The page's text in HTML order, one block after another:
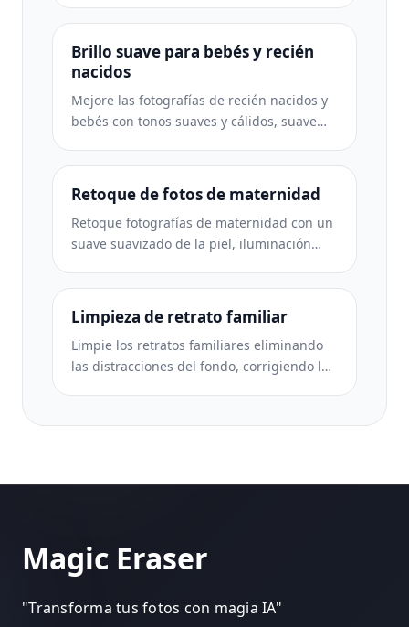
uniforme, sin aspecto plástico, solo una
mejor piel ante la cámara.
Brillo suave para bebés y recién
nacidos
Mejore las fotografías de recién nacidos y
bebés con tonos suaves y cálidos, suave
y distracciones, y tamaños listos para
imprimir para anuncios y arte mural.
Retoque de fotos de maternidad
Retoque fotografías de maternidad con un
suave suavizado de la piel, iluminación
de colores cálidos para lograr un retrato
de embarazo atemporal.
Limpieza de retrato familiar
Limpie los retratos familiares eliminando
las distracciones del fondo, corrigiendo la
todos luzcan lo mejor posible en el mismo
Magic Eraser
"Transforma tus fotos con magia IA"